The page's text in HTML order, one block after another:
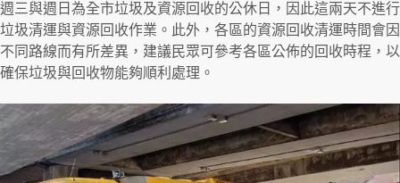
週三與週日為全市垃圾及資源回收的公休日，因此這兩天不進行
垃圾清運與資源回收作業。此外，各區的資源回收清運時間會因
不同路線而有所差異，建議民眾可參考各區公佈的回收時程，以
確保垃圾與回收物能夠順利處理。